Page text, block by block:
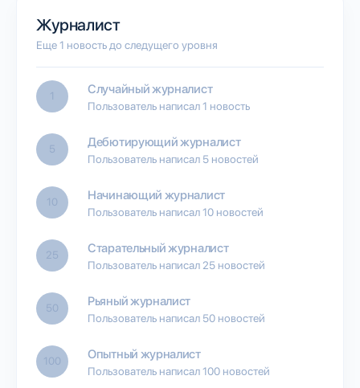
Журналист
Еще 1 новость до следущего уровня
1 Случайный журналист
Пользователь написал 1 новость
5 Дебютирующий журналист
Пользователь написал 5 новостей
10 Начинающий журналист
Пользователь написал 10 новостей
25 Старательный журналист
Пользователь написал 25 новостей
50 Рьяный журналист
Пользователь написал 50 новостей
100 Опытный журналист
Пользователь написал 100 новостей